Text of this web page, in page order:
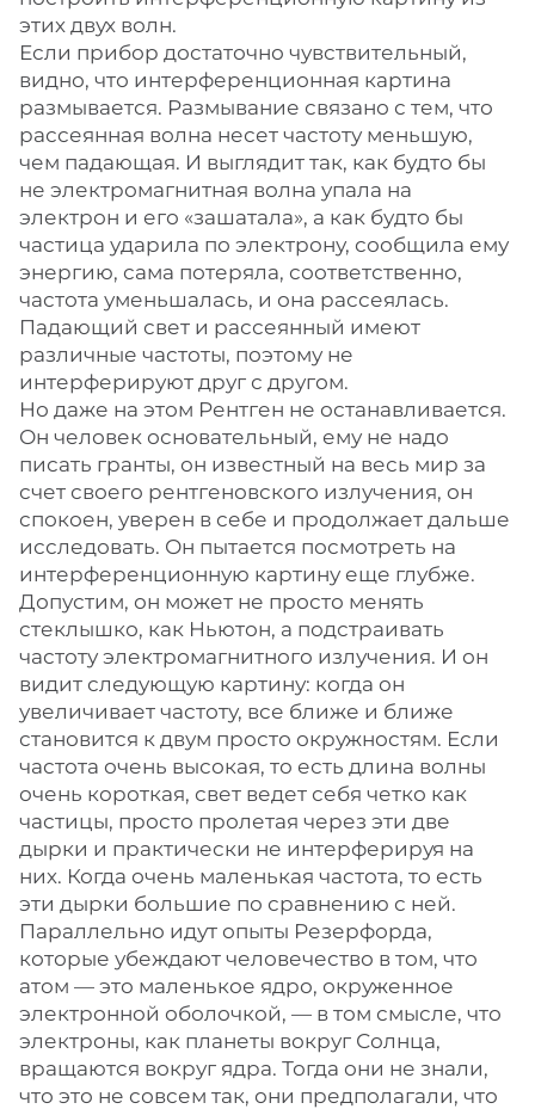
этих двух волн.
Если прибор достаточно чувствительный,
видно, что интерференционная картина
размывается. Размывание связано с тем, что
рассеянная волна несет частоту меньшую,
чем падающая. И выглядит так, как будто бы
не электромагнитная волна упала на
электрон и его «зашатала», а как будто бы
частица ударила по электрону, сообщила ему
энергию, сама потеряла, соответственно,
частота уменьшалась, и она рассеялась.
Падающий свет и рассеянный имеют
различные частоты, поэтому не
интерферируют друг с другом.
Но даже на этом Рентген не останавливается.
Он человек основательный, ему не надо
писать гранты, он известный на весь мир за
счет своего рентгеновского излучения, он
спокоен, уверен в себе и продолжает дальше
исследовать. Он пытается посмотреть на
интерференционную картину еще глубже.
Допустим, он может не просто менять
стеклышко, как Ньютон, а подстраивать
частоту электромагнитного излучения. И он
видит следующую картину: когда он
увеличивает частоту, все ближе и ближе
становится к двум просто окружностям. Если
частота очень высокая, то есть длина волны
очень короткая, свет ведет себя четко как
частицы, просто пролетая через эти две
дырки и практически не интерферируя на
них. Когда очень маленькая частота, то есть
эти дырки большие по сравнению с ней.
Параллельно идут опыты Резерфорда,
которые убеждают человечество в том, что
атом — это маленькое ядро, окруженное
электронной оболочкой, ― в том смысле, что
электроны, как планеты вокруг Солнца,
вращаются вокруг ядра. Тогда они не знали,
что это не совсем так, они предполагали, что